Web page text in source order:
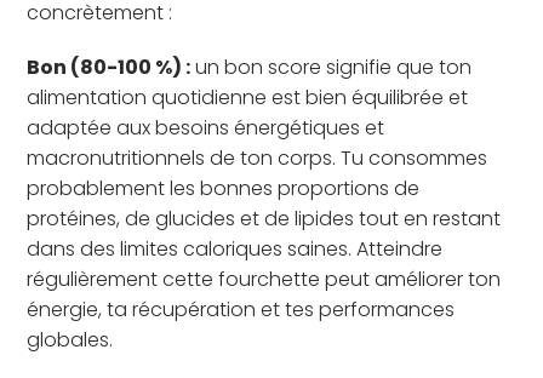
concrètement :
Bon (80-100 %) :un bon score signifie que ton
alimentation quotidienne est bien équilibrée et
adaptée aux besoins énergétiques et
macronutritionnels de ton corps. Tu consommes
probablement les bonnes proportions de
protéines, de glucides et de lipides tout en restant
dans des limites caloriques saines. Atteindre
régulièrement cette fourchette peut améliorer ton
énergie, ta récupération et tes performances
globales.